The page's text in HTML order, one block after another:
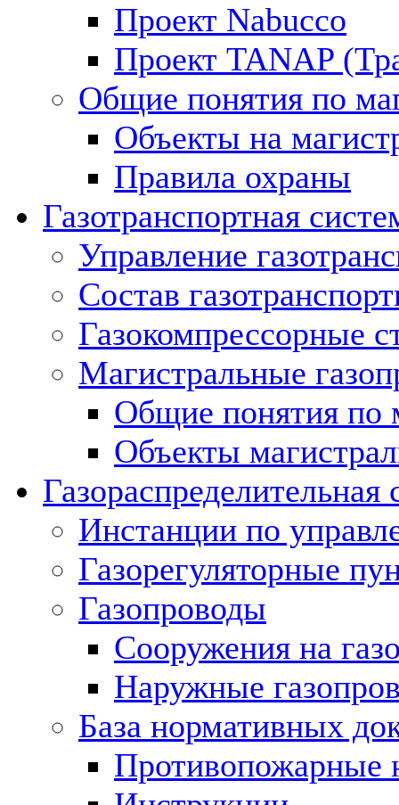
Проект Nabucco
Проект TANAP
Общие понятия по
Объекты на
Правила охраны
Газотранспортная
Управление
Состав
Газокомпрессорные
Магистральные
Общие понятия по
Объекты
Газораспределительная
Инстанции по
Газорегуляторные
Газопроводы
Сооружения на
Наружные
База нормативных
Противопожарные